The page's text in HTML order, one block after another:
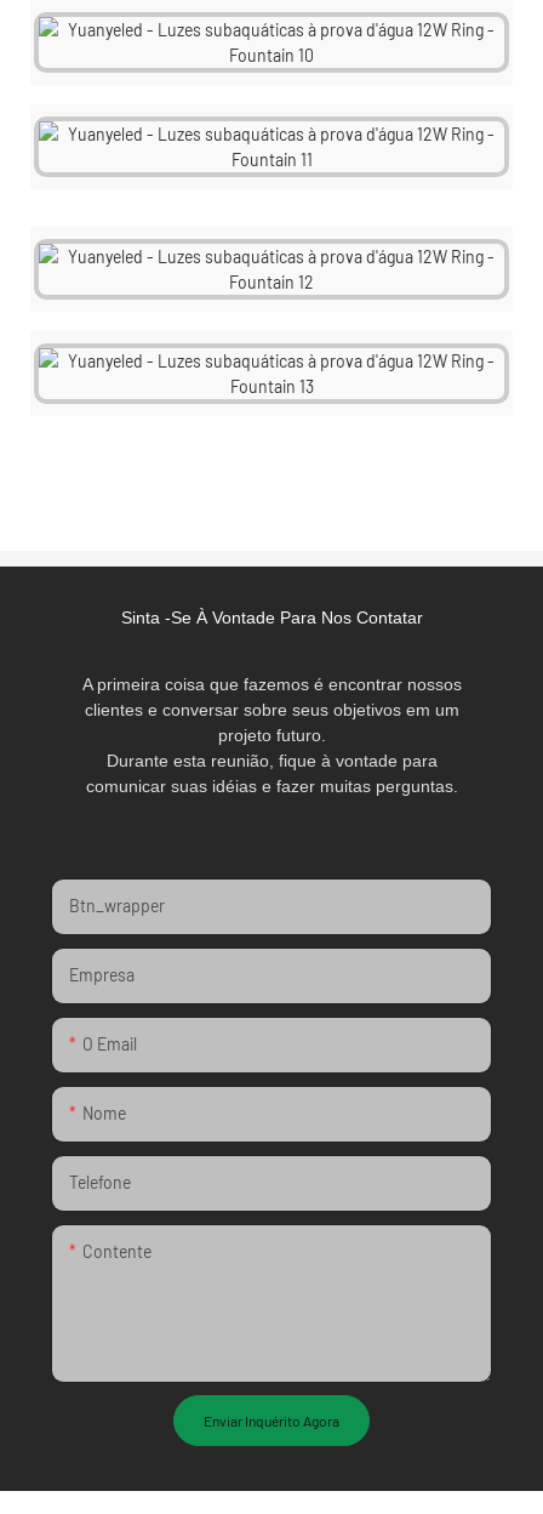
Sinta -se À Vontade Para Nos Contatar
A primeira coisa que fazemos é encontrar nossos
clientes e conversar sobre seus objetivos em um
projeto futuro.
Durante esta reunião, fique à vontade para
comunicar suas idéias e fazer muitas perguntas.
Btn_wrapper
Empresa
O Email
Nome
Telefone
Contente
Enviar Inquérito Agora